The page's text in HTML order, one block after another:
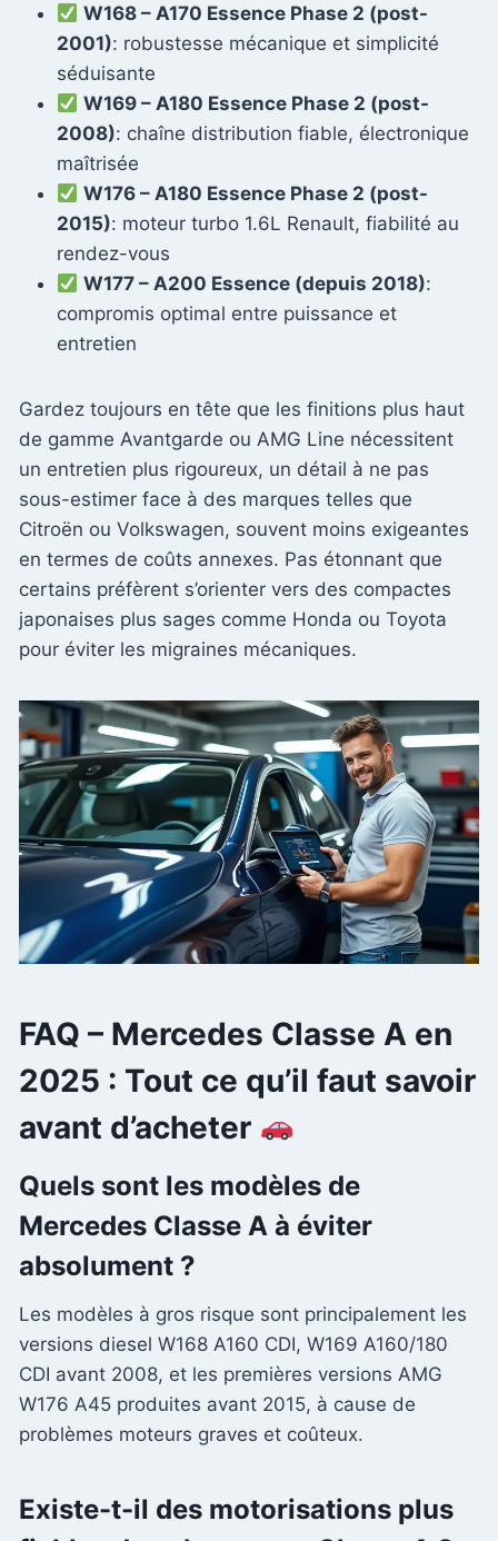
W168 – A170 Essence Phase 2 (post-
2001): robustesse mécanique et simplicité
séduisante
W169 – A180 Essence Phase 2 (post-
2008): chaîne distribution fiable, électronique
maîtrisée
W176 – A180 Essence Phase 2 (post-
2015): moteur turbo 1.6L Renault, fiabilité au
rendez-vous
W177 – A200 Essence (depuis 2018):
compromis optimal entre puissance et
entretien
Gardez toujours en tête que les finitions plus haut
de gamme Avantgarde ou AMG Line nécessitent
un entretien plus rigoureux, un détail à ne pas
sous-estimer face à des marques telles que
Citroën ou Volkswagen, souvent moins exigeantes
en termes de coûts annexes. Pas étonnant que
certains préfèrent s’orienter vers des compactes
japonaises plus sages comme Honda ou Toyota
pour éviter les migraines mécaniques.
FAQ – Mercedes Classe A en
2025 : Tout ce qu’il faut savoir
avant d’acheter
Quels sont les modèles de
Mercedes Classe A à éviter
absolument ?
Les modèles à gros risque sont principalement les
versions diesel W168 A160 CDI, W169 A160/180
CDI avant 2008, et les premières versions AMG
W176 A45 produites avant 2015, à cause de
problèmes moteurs graves et coûteux.
Existe-t-il des motorisations plus